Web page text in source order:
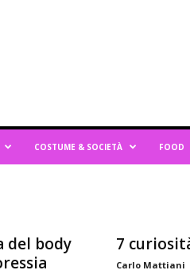
COSTUME & SOCIETÀ FOOD
del body
7
Carlo Mattiani